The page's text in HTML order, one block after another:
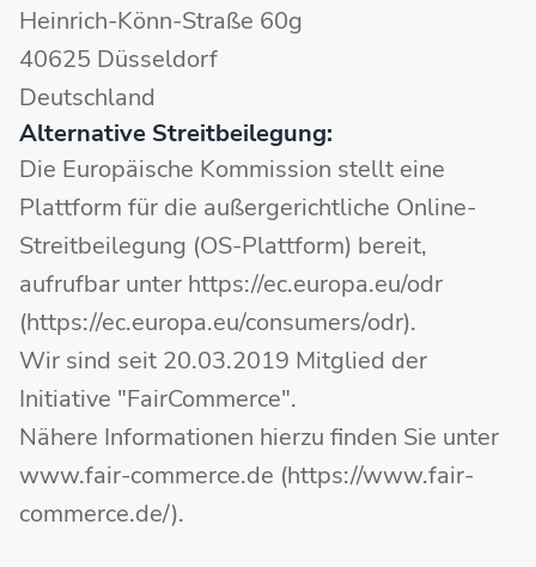
Heinrich-Könn-Straße 60g
40625 Düsseldorf
Deutschland
Alternative Streitbeilegung:
Die Europäische Kommission stellt eine
Plattform für die außergerichtliche Online-
Streitbeilegung (OS-Plattform) bereit,
aufrufbar unter https://ec.europa.eu/odr
(https://ec.europa.eu/consumers/odr).
Wir sind seit 20.03.2019 Mitglied der
Initiative "FairCommerce".
Nähere Informationen hierzu finden Sie unter
www.fair-commerce.de (https://www.fair-
commerce.de/).